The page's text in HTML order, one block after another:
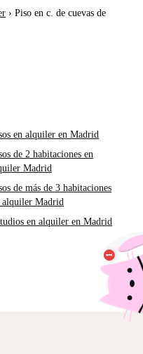
› Piso en c. de cuevas de
en alquiler en Madrid
de 2 habitaciones en
Madrid
de más de 3 habitaciones
alquiler Madrid
en alquiler en Madrid